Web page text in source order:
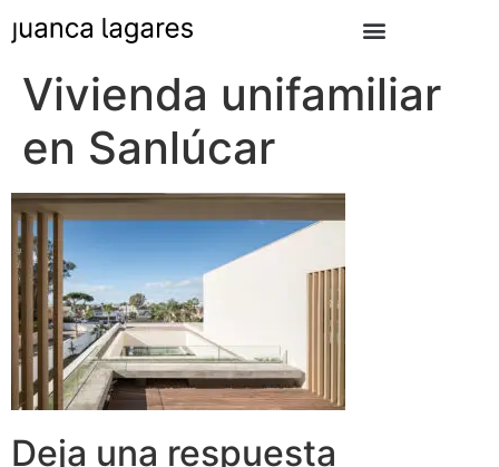
Vivienda unifamiliar
en Sanlúcar
Deja una respuesta